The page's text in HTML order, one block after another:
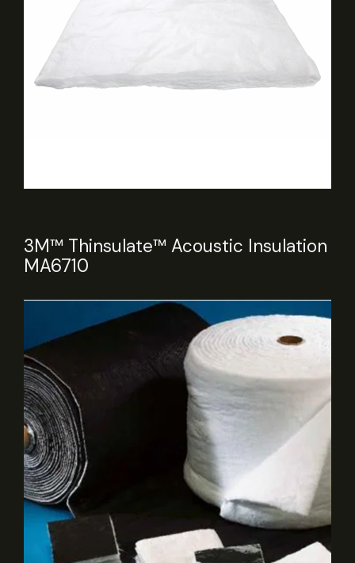
3M™ Thinsulate™ Acoustic Insulation
MA6710